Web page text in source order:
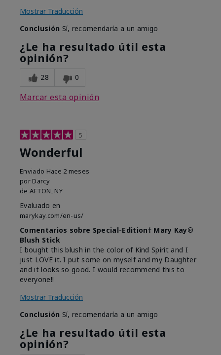
Mostrar Traducción
Conclusión Sí, recomendaría a un amigo
¿Le ha resultado útil esta
opinión?
28 0
Marcar esta opinión
5
Wonderful
Enviado Hace 2 meses
por Darcy
de AFTON, NY
Evaluado en
marykay.com/en-us/
Comentarios sobre Special-Edition† Mary Kay®
Blush Stick
I bought this blush in the color of Kind Spirit and I
just LOVE it. I put some on myself and my Daughter
and it looks so good. I would recommend this to
everyone!!
Mostrar Traducción
Conclusión Sí, recomendaría a un amigo
¿Le ha resultado útil esta
opinión?